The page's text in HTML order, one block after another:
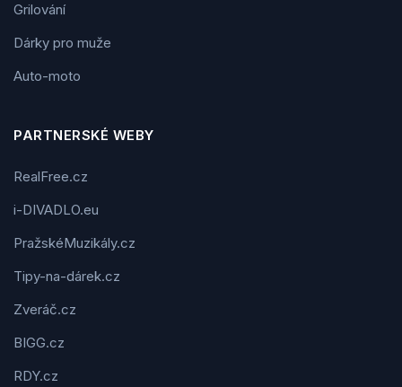
Grilování
Dárky pro muže
Auto-moto
PARTNERSKÉ WEBY
RealFree.cz
i-DIVADLO.eu
PražskéMuzikály.cz
Tipy-na-dárek.cz
Zveráč.cz
BIGG.cz
RDY.cz